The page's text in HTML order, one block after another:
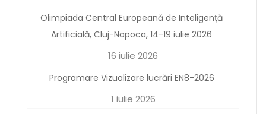
Olimpiada Central Europeană de Inteligență
Artificială, Cluj-Napoca, 14-19 iulie 2026
16 iulie 2026
Programare Vizualizare lucrări EN8-2026
1 iulie 2026